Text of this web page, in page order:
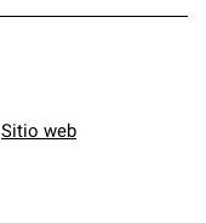
Sitio web